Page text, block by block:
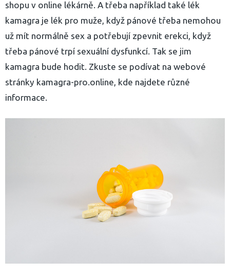
shopu v online lékárně. A třeba například také lék
kamagra je lék pro muže, když pánové třeba nemohou
už mít normálně sex a potřebují zpevnit erekci, když
třeba pánové trpí sexuální dysfunkcí. Tak se jim
kamagra bude hodit. Zkuste se podívat na webové
stránky kamagra-pro.online, kde najdete různé
informace.